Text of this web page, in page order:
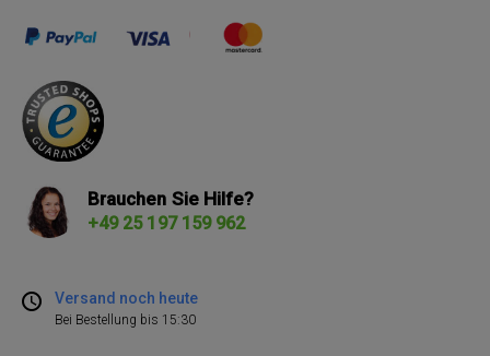
Brauchen Sie Hilfe?
+49 25 197 159 962
Versand noch heute
Bei Bestellung bis 15:30